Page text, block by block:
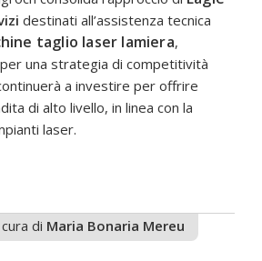
destinati all’assistenza tecnica
taglio laser lamiera,
una strategia di competitività
a investire per offrire
di alto livello, in linea con la
laser.
di Maria Bonaria Mereu